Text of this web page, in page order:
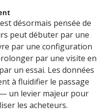
désormais pensée de
peut débuter par une
par une configuration
par une visite en
un essai. Les données
à fluidifier le passage
un levier majeur pour
les acheteurs.